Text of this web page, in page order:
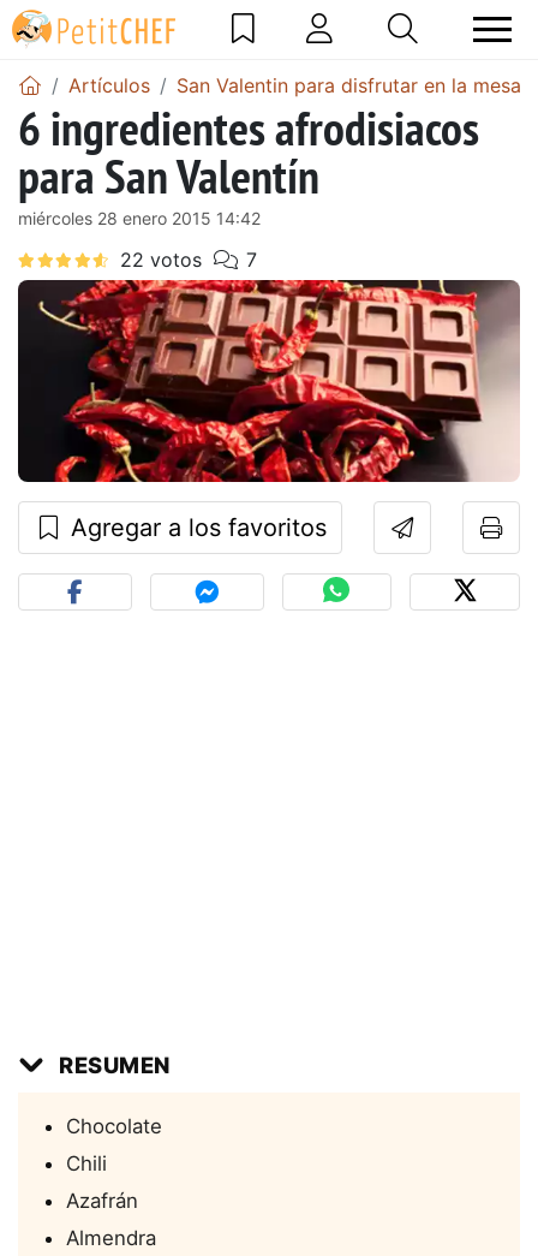
Artículos San Valentin para disfrutar en la mesa
6 ingredientes afrodisiacos
para San Valentín
miércoles 28 enero 2015 14:42
Agregar a los favoritos
RESUMEN
Chocolate
Chili
Azafrán
Almendra